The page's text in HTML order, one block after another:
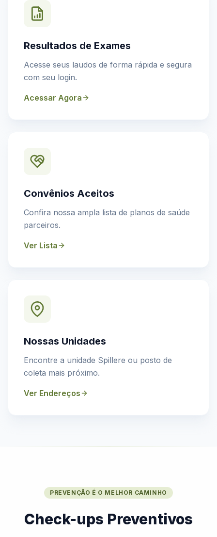
Resultados de Exames
Acesse seus laudos de forma rápida e segura
com seu login.
Acessar Agora
Convênios Aceitos
Confira nossa ampla lista de planos de saúde
parceiros.
Ver Lista
Nossas Unidades
Encontre a unidade Spillere ou posto de
coleta mais próximo.
Ver Endereços
PREVENÇÃO É O MELHOR CAMINHO
Check-ups Preventivos